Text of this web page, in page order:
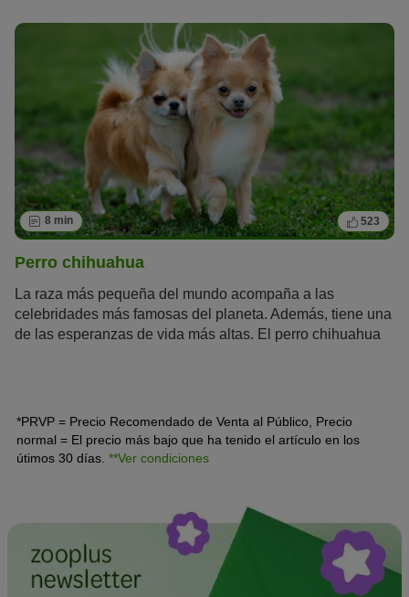
cuidador siempre al trote.
8 min 523
Perro chihuahua
La raza más pequeña del mundo acompaña a las
celebridades más famosas del planeta. Además, tiene una
de las esperanzas de vida más altas. El perro chihuahua
*PRVP = Precio Recomendado de Venta al Público, Precio
normal = El precio más bajo que ha tenido el artículo en los
útimos 30 días. **Ver condiciones